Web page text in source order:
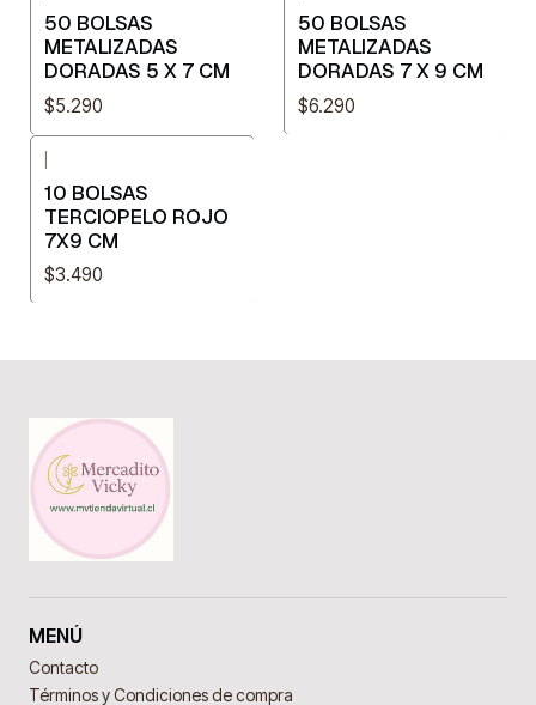
50 BOLSAS
METALIZADAS
DORADAS 5 X 7 CM
$5.290
50 BOLSAS
METALIZADAS
DORADAS 7 X 9 CM
$6.290
10 BOLSAS
TERCIOPELO ROJO
7X9 CM
$3.490
MENÚ
Contacto
Términos y Condiciones de compra